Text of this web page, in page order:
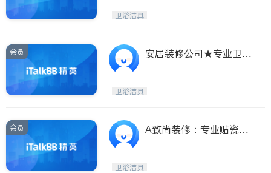
Ajax
Oshawa
Niagara Falls
Pickering
Concord
Port Perry
King
卫浴洁具
会员
安居装修公司★专业卫生
卫浴洁具
会员
A致尚装修：专业贴瓷
卫浴洁具